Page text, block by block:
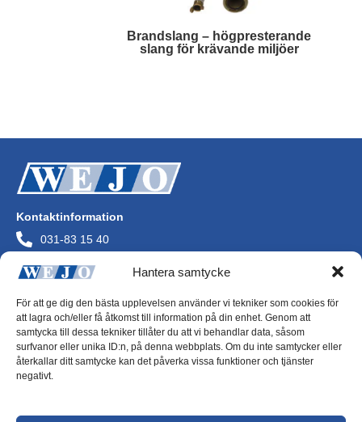
Hantera samtycke
För att ge dig den bästa upplevelsen använder vi tekniker som cookies för
att lagra och/eller få åtkomst till information på din enhet. Genom att
samtycka till dessa tekniker tillåter du att vi behandlar data, såsom
surfvanor eller unika ID:n, på denna webbplats. Om du inte samtycker eller
återkallar ditt samtycke kan det påverka vissa funktioner och tjänster
negativt.
Brandslang – högpresterande
slang för krävande miljöer
Kontaktinformation
031-83 15 40
info@wejo.se
Askims Verkstadsväg
436 34 Askim
Org.nr 556072-0244
Integritetspolicy